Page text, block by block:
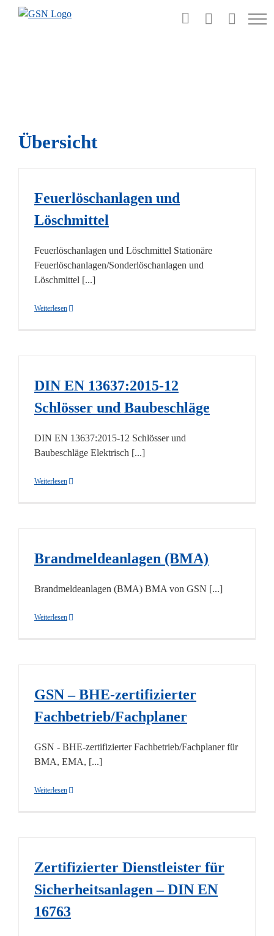
Übersicht
Feuerlöschanlagen und
Löschmittel
Feuerlöschanlagen und Löschmittel Stationäre
Feuerlöschanlagen/Sonderlöschanlagen und
Löschmittel [...]
Weiterlesen
DIN EN 13637:2015-12
Schlösser und Baubeschläge
DIN EN 13637:2015-12 Schlösser und
Baubeschläge Elektrisch [...]
Weiterlesen
Brandmeldeanlagen (BMA)
Brandmeldeanlagen (BMA) BMA von GSN [...]
Weiterlesen
GSN – BHE-zertifizierter
Fachbetrieb/Fachplaner
GSN - BHE-zertifizierter Fachbetrieb/Fachplaner für
BMA, EMA, [...]
Weiterlesen
Zertifizierter Dienstleister für
Sicherheitsanlagen – DIN EN
16763